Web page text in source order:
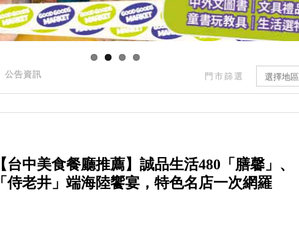
門市篩選 選擇地區
公告資訊
【台中美食餐廳推薦】誠品生活480「膳馨」、
「侍老井」端海陸饗宴，特色名店一次網羅